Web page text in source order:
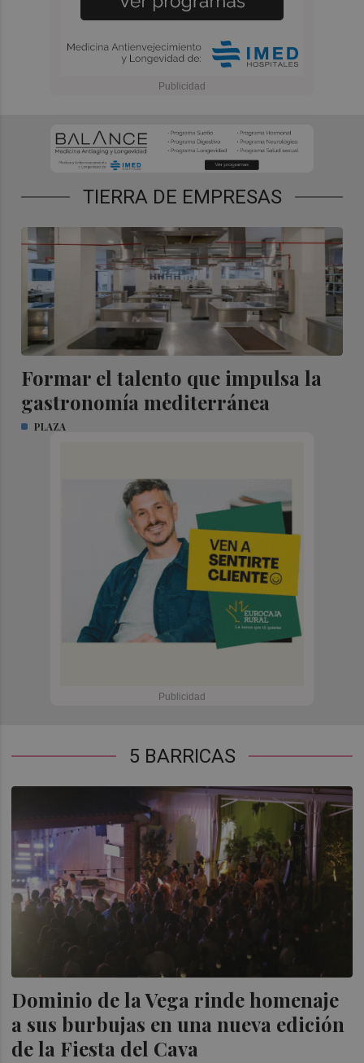
TIERRA DE EMPRESAS
Formar el talento que impulsa la
gastronomía mediterránea
PLAZA
5 BARRICAS
Dominio de la Vega rinde homenaje
a sus burbujas en una nueva edición
de la Fiesta del Cava